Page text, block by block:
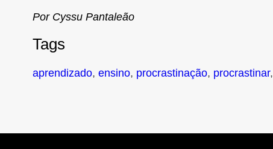
Por Cyssu Pantaleão
Tags
aprendizado, ensino, procrastinação, procrastinar,